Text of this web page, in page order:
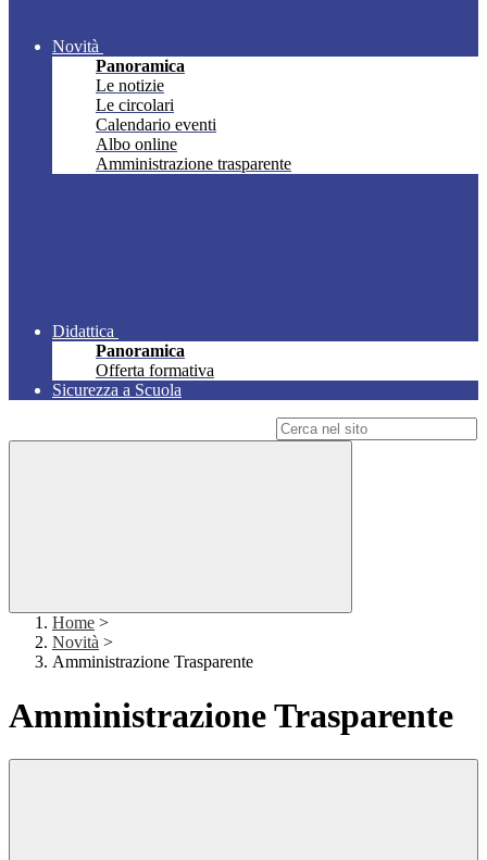
Novità
Panoramica
Le notizie
Le circolari
Calendario eventi
Albo online
Amministrazione trasparente
Didattica
Panoramica
Offerta formativa
Sicurezza a Scuola
Home >
Novità >
Amministrazione Trasparente
Amministrazione Trasparente